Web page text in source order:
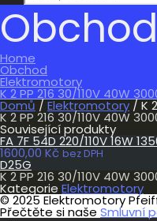
Obchod
Home
Obchod
Elektromotory
K 2 PP 216 30/110V 40W
Domů / Elektromotory / K
K 2 PP 216 30/110V 40W
Související produkty
FA 7F 54D 220/110V 16W
1600,00 Kč bez DPH
D25G
K 2 PP 216 30/110V 40W
Kategorie Elektromotory
© 2025 Elektromotory
Přečtěte si naše Smluvní